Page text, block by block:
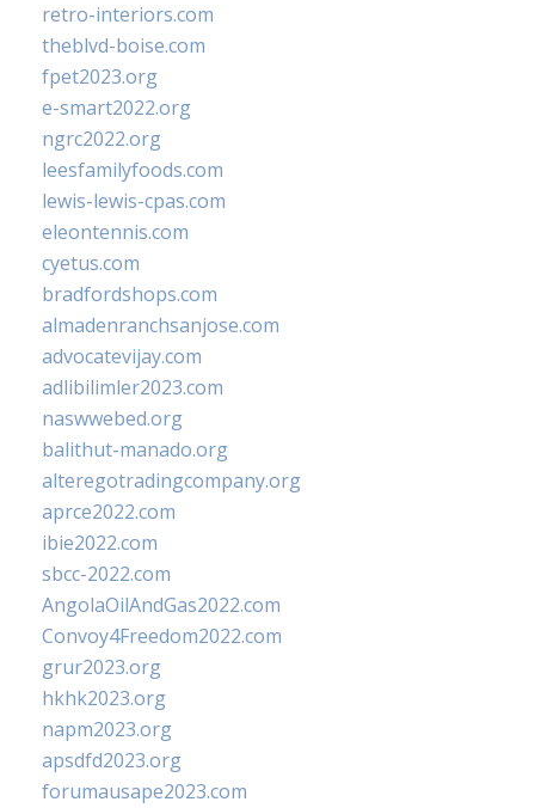
retro-interiors.com
theblvd-boise.com
fpet2023.org
e-smart2022.org
ngrc2022.org
leesfamilyfoods.com
lewis-lewis-cpas.com
eleontennis.com
cyetus.com
bradfordshops.com
almadenranchsanjose.com
advocatevijay.com
adlibilimler2023.com
naswwebed.org
balithut-manado.org
alteregotradingcompany.org
aprce2022.com
ibie2022.com
sbcc-2022.com
AngolaOilAndGas2022.com
Convoy4Freedom2022.com
grur2023.org
hkhk2023.org
napm2023.org
apsdfd2023.org
forumausape2023.com